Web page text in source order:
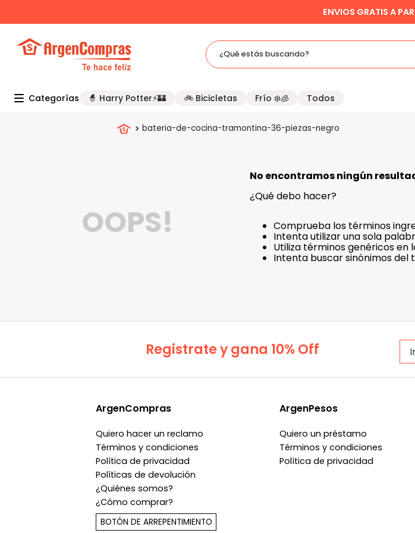
ENVIOS GRATIS A
¿Qué estás buscando?
Categorías 🧙 Harry Potter⚡🏰 🚲 Bicicletas Frío ❄️🧊 Todos
bateria-de-cocina-tramontina-36-piezas-negro
OOPS!
No encontramos ningún
¿Qué debo hacer?
Comprueba los términos
Intenta utilizar una sola
Utiliza términos genéricos en
Intenta buscar sinónimos del
Registrate y gana 10% Off
ArgenCompras
Quiero hacer un reclamo
Términos y condiciones
Política de privacidad
Políticas de devolución
¿Quiénes somos?
¿Cómo comprar?
BOTÓN DE ARREPENTIMIENTO
ArgenPesos
Quiero un préstamo
Términos y condiciones
Política de privacidad
1.
celulares